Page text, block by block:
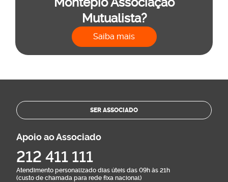
Mutualista?
Saiba mais
SER ASSOCIADO
Apoio ao Associado
212 411 111
Atendimento personalizado dias úteis das 09h às 21h
(custo de chamada para rede fixa nacional)